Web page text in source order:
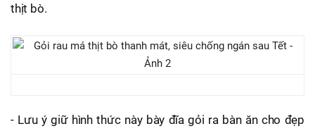
thịt bò.
- Lưu ý giữ hình thức này bày đĩa gỏi ra bàn ăn cho đẹp